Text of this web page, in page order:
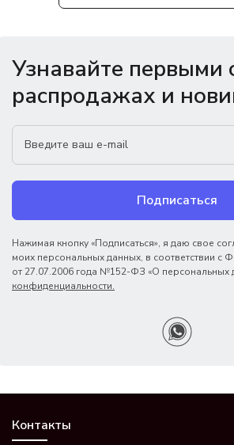
Узнавайте первыми
распродажах и
Подписаться
Нажимая кнопку «Подписаться», я даю свое
моих персональных данных, в соответствии с
от 27.07.2006 года №152-ФЗ «О персональных
конфиденциальности.
Контакты